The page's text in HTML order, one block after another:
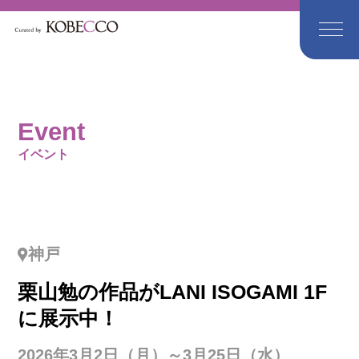
Event
イベント
神戸
栗山勉の作品がLANI ISOGAMI 1F
に展示中！
2026年3月2日（月）～3月25日（水）